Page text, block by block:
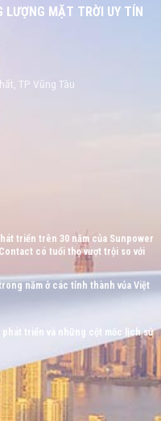
LƯỢNG MẶT TRỜI UY TÍN
TP Vũng Tàu
triển trên 30 năm của Sunpower
có tuổi thọ vượt trội so với
năm ở các tỉnh thành vủa Việt
triển và những cột mốc lịch sử